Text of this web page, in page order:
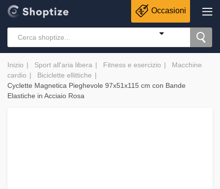
Occasioni
Inizio Sport all'aria libera Fitness e esercizio
Macchine
cardio
Biciclette ellittiche
Cyclette Magnetica Pieghevole 97x51x115 cm con Bande
Elastiche in Acciaio Rosa